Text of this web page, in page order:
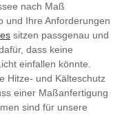
nach Maß
und Ihre Anforderungen
sitzen passgenau und
dass keine
einfallen könnte.
Hitze- und Kälteschutz
einer Maßanfertigung
sind für unsere